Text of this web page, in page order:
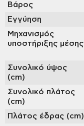
Βάρος
Εγγύηση
Μηχανισμός
υποστήριξης μέσης
Συνολικό ύψος
(cm)
Συνολικό πλάτος
(cm)
Πλάτος έδρας (cm)